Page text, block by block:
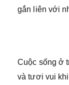
gắn liên với
Cuộc sống ở
và tươi vui